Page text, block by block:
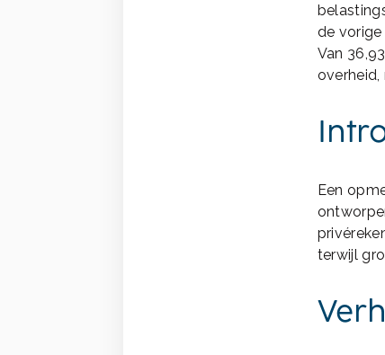
de
Van
overheid,
Een
terwijl